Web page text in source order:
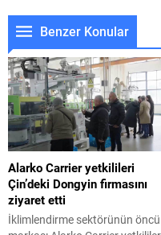
Benzer Konular
Alarko Carrier yetkilileri
Çin’deki Dongyin firmasını
ziyaret etti
İklimlendirme sektörünün öncü